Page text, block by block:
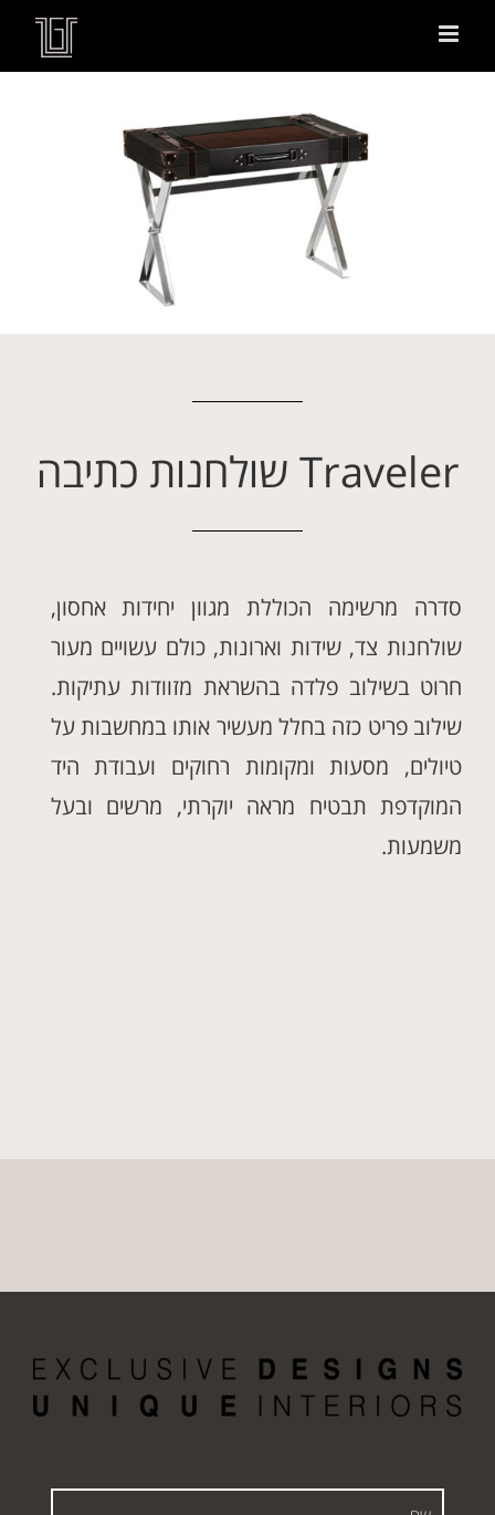
Traveler שולחנות כתיבה
סדרה מרשימה הכוללת מגוון יחידות אחסון,
שולחנות צד, שידות וארונות, כולם עשויים מעור
חרוט בשילוב פלדה בהשראת מזוודות עתיקות.
שילוב פריט כזה בחלל מעשיר אותו במחשבות על
טיולים, מסעות ומקומות רחוקים ועבודת היד
המוקדפת תבטיח מראה יוקרתי, מרשים ובעל
משמעות.
שם